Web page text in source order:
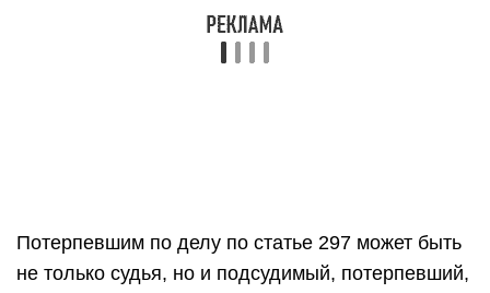
Потерпевшим по делу по статье 297 может быть
не только судья, но и подсудимый, потерпевший,